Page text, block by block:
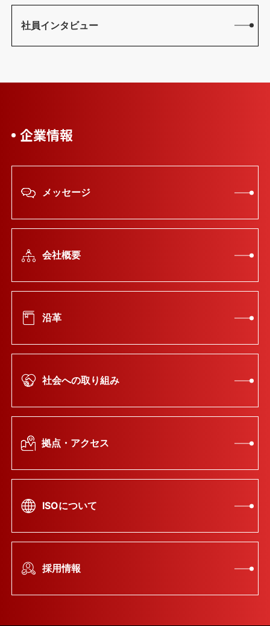
社員インタビュー
企業情報
メッセージ
会社概要
沿革
社会への取り組み
拠点・アクセス
ISOについて
採用情報